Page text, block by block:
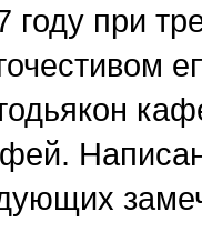
году при